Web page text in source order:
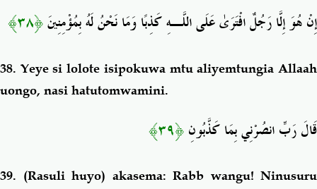
إِنْ هُوَ إِلَّا رَجُلٌ افْتَرَىٰ عَلَى اللَّـهِ كَذِبًا وَمَا نَحْنُ لَهُ بِمُؤْمِنِينَ﴿٣٨﴾
38. Yeye si lolote isipokuwa mtu aliyemtungia Allaah
uongo, nasi hatutomwamini.
قَالَ رَبِّ انصُرْنِي بِمَا كَذَّبُونِ﴿٣٩﴾
39. (Rasuli huyo) akasema: Rabb wangu! Ninusuru